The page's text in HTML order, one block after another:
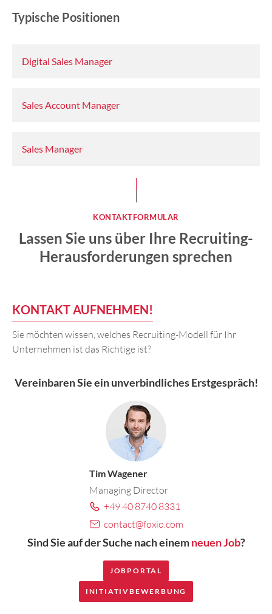
Typische Positionen
Digital Sales Manager
Sales Account Manager
Sales Manager
KONTAKTFORMULAR
Lassen Sie uns über Ihre Recruiting-
Herausforderungen sprechen
KONTAKT AUFNEHMEN!
Sie möchten wissen, welches Recruiting-Modell für Ihr
Unternehmen ist das Richtige ist?
Vereinbaren Sie einunverbindliches Erstgespräch!
Tim Wagener
Managing Director
+49 40 8740 8331
contact@foxio.com
Sind Sie auf der Suche nach einemneuen Job?
JOBPORTAL
INITIATIVBEWERBUNG